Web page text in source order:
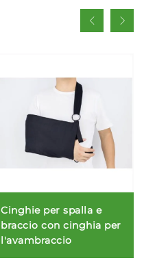
Cinghie per spalla e
braccio con cinghia per
l'avambraccio